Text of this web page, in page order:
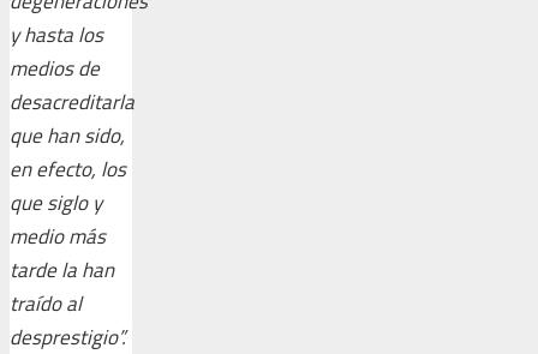
y hasta los
medios de
desacreditarla
que han sido,
en efecto, los
que siglo y
medio más
tarde la han
traído al
desprestigio”.